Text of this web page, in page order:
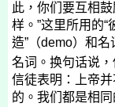
此，你们要互相
样。”这里所用的“
造”（demo）和名
名词。换句话说
信徒表明：上帝
的。我们都是相